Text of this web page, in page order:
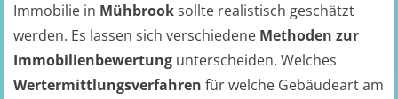
Immobilie in Mühbrooksollte realistisch geschätzt
werden. Es lassen sich verschiedene Methoden zur
Immobilienbewertung unterscheiden. Welches
Wertermittlungsverfahren für welche Gebäudeart am